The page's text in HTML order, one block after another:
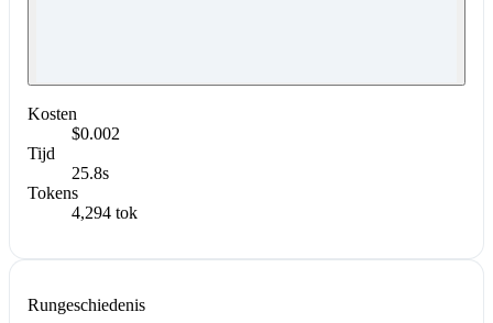
Kosten
$0.002
Tijd
25.8s
Tokens
4,294 tok
Rungeschiedenis